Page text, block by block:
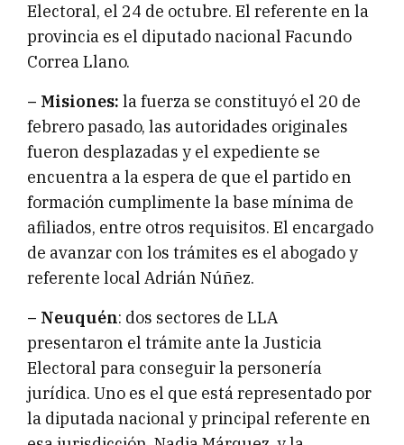
Electoral, el 24 de octubre. El referente en la
provincia es el diputado nacional Facundo
Correa Llano.
– Misiones: la fuerza se constituyó el 20 de
febrero pasado, las autoridades originales
fueron desplazadas y el expediente se
encuentra a la espera de que el partido en
formación cumplimente la base mínima de
afiliados, entre otros requisitos. El encargado
de avanzar con los trámites es el abogado y
referente local Adrián Núñez.
– Neuquén: dos sectores de LLA
presentaron el trámite ante la Justicia
Electoral para conseguir la personería
jurídica. Uno es el que está representado por
la diputada nacional y principal referente en